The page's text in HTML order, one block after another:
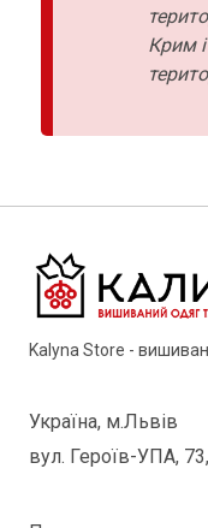
Крим
Kalyna Store -
Україна, м.Львів
вул. Героїв-УПА,